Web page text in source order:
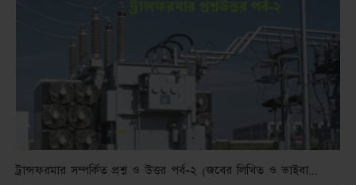
ট্রান্সফরমার সম্পর্কিত প্রশ্ন ও উত্তর পর্ব-২ (জবের লিখিত ও ভাইবা...